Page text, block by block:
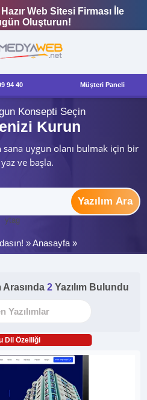
Web Sitesi Firması İle
Oluşturun!
94 40 Müşteri Paneli
Konsepti Seçin
Kurun
sana uygun olanı bulmak için bir
ve başla.
Yazılım Ara
ytag
»Anasayfa »
Arasında 2 Yazılım Bulundu
Dil Özelliği